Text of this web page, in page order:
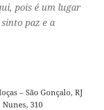
pois é um lugar
paz e a
– São Gonçalo, RJ
310